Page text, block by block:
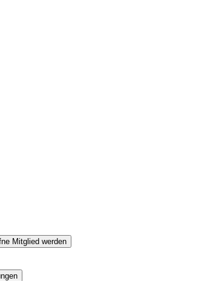
Mitglied werden